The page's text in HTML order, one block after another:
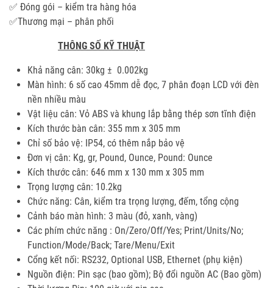
✅ Đóng gói – kiểm tra hàng hóa
✅Thương mại – phân phối
THÔNG SỐ KỸ THUẬT
Khả năng cân: 30kg ± 0.002kg
Màn hình: 6 số cao 45mm dễ đọc, 7 phân đoạn LCD với đèn
nền nhiều màu
Vật liệu cân: Vỏ ABS và khung lắp bằng thép sơn tĩnh điện
Kích thước bàn cân: 355 mm x 305 mm
Chỉ số bảo vệ: IP54, có thêm nắp bảo vệ
Đơn vị cân: Kg, gr, Pound, Ounce, Pound: Ounce
Kích thước cân: 646 mm x 130 mm x 305 mm
Trọng lượng cân: 10.2kg
Chức năng: Cân, kiểm tra trọng lượng, đếm, tổng cộng
Cảnh báo màn hình: 3 màu (đỏ, xanh, vàng)
Các phím chức năng : On/Zero/Off/Yes; Print/Units/No;
Function/Mode/Back; Tare/Menu/Exit
Cổng kết nối: RS232, Optional USB, Ethernet (phụ kiện)
Nguồn điện: Pin sạc (bao gồm); Bộ đổi nguồn AC (Bao gồm)